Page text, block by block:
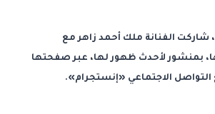
شاركت الفنانة ملك أحمد زاهر مع
بمنشور لأحدث ظهور لها، عبر صفحتها
الاجتماعي «إنستجرام».